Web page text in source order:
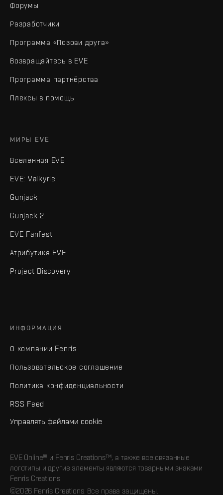
Форумы
Разработчики
Программа «Позови друга»
Возвращайтесь в EVE
Программа партнёрства
Плексы в помощь
МИРЫ EVE
Вселенная EVE
EVE: Valkyrie
Gunjack
Gunjack 2
EVE Fanfest
Атрибутика EVE
Project Discovery
ИНФОРМАЦИЯ
О компании Fenris
Пользовательское соглашение
Политика конфиденциальности
RSS Feed
Управлять файлами cookie
EVE Online® и Fenris Creations™, а также все связанные
логотипы и другие элементы являются товарными знаками
Fenris Creations.
©2026 Fenris Creations. Все права защищены.